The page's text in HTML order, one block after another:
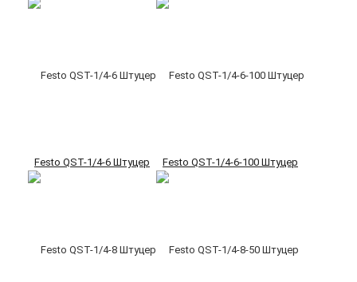
Festo QST-1/4-6 Штуцер Festo QST-1/4-6-100 Штуцер